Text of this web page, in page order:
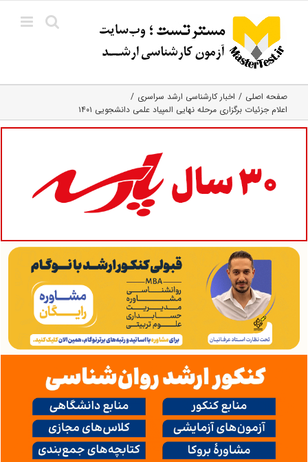
content
صفحه اصلی
اخبار کارشناسی ارشد سراسری
اعلام جزئیات برگزاری مرحله نهایی المپیاد علمی دانشجویی ۱۴۰۱